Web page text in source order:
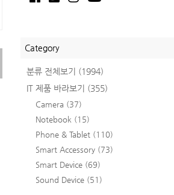
Category
분류 전체보기 (1994)
IT 제품 바라보기 (355)
Camera (37)
Notebook (15)
Phone & Tablet (110)
Smart Accessory (73)
Smart Device (69)
Sound Device (51)